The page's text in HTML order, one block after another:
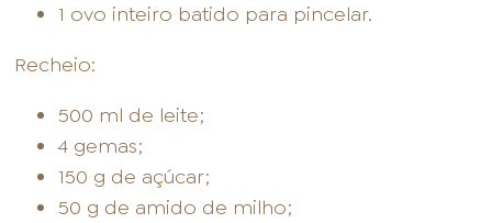
1 ovo inteiro batido para pincelar.
Recheio:
500 ml de leite;
4 gemas;
150 g de açúcar;
50 g de amido de milho;